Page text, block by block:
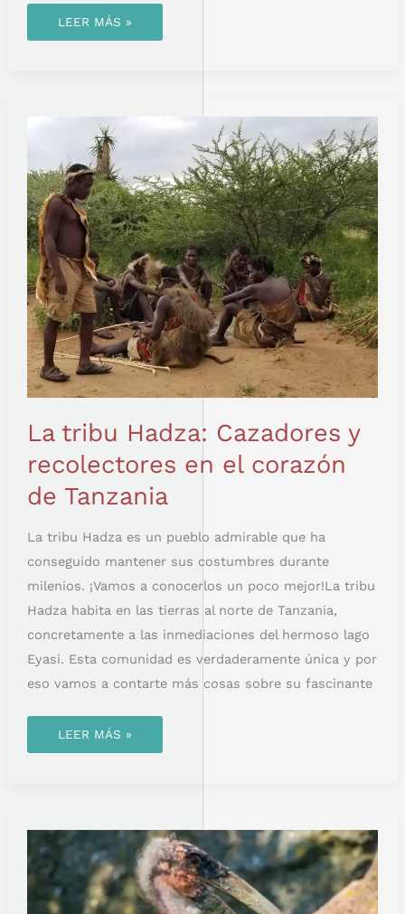
LEER MÁS »
La tribu Hadza: Cazadores y
recolectores en el corazón
de Tanzania
La tribu Hadza es un pueblo admirable que ha
conseguido mantener sus costumbres durante
milenios. ¡Vamos a conocerlos un poco mejor!La tribu
Hadza habita en las tierras al norte de Tanzania,
concretamente a las inmediaciones del hermoso lago
Eyasi. Esta comunidad es verdaderamente única y por
eso vamos a contarte más cosas sobre su fascinante
HADZA:
CAZADORES
Y
RECOLECTORES
EN
EL
CORAZÓN
DE
TANZANIA
LEER MÁS »
CURIOSIDADES
DEL
MARABÚ
AFRICANO:
UN
CARROÑERO
PECULIAR